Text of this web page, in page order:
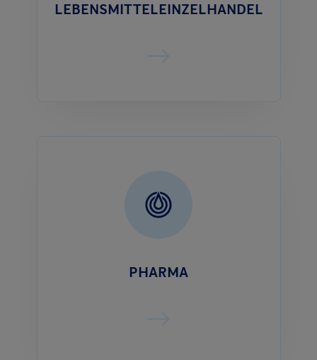
LEBENSMITTELEINZELHANDEL
PHARMA